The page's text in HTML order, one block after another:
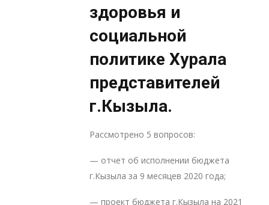
здоровья и
социальной
политике Хурала
представителей
г.Кызыла.
Рассмотрено 5 вопросов:
— отчет об исполнении бюджета
г.Кызыла за 9 месяцев 2020 года;
— проект бюджета г.Кызыла на 2021